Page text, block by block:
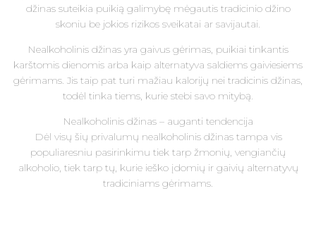
džinas suteikia puikią galimybę mėgautis tradicinio džino
skoniu be jokios rizikos sveikatai ar savijautai.
Nealkoholinis džinas yra gaivus gėrimas, puikiai tinkantis
karštomis dienomis arba kaip alternatyva saldiems gaiviesiems
gėrimams. Jis taip pat turi mažiau kalorijų nei tradicinis džinas,
todėl tinka tiems, kurie stebi savo mitybą.
Nealkoholinis džinas – auganti tendencija
Dėl visų šių privalumų nealkoholinis džinas tampa vis
populiaresniu pasirinkimu tiek tarp žmonių, vengiančių
alkoholio, tiek tarp tų, kurie ieško įdomių ir gaivių alternatyvų
tradiciniams gėrimams.